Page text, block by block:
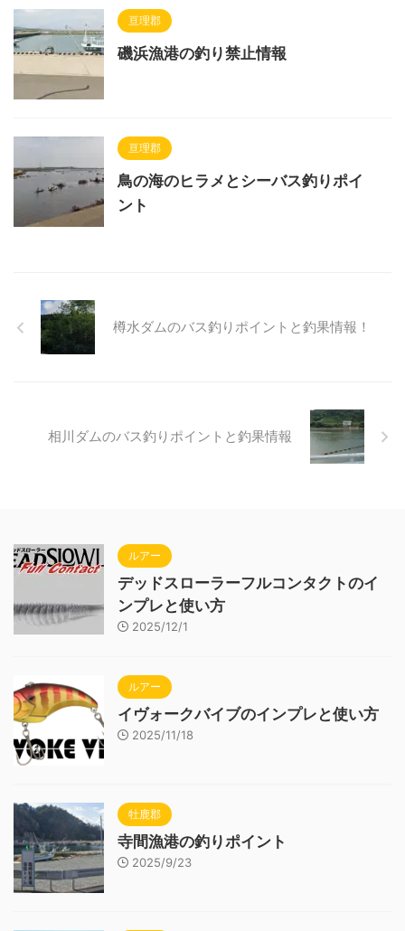
亘理郡
磯浜漁港の釣り禁止情報
亘理郡
鳥の海のヒラメとシーバス釣りポイ
ント
樽水ダムのバス釣りポイントと釣果情報！
相川ダムのバス釣りポイントと釣果情報
ルアー
デッドスローラーフルコンタクトのイ
ンプレと使い方
2025/12/1
ルアー
イヴォークバイブのインプレと使い方
2025/11/18
牡鹿郡
寺間漁港の釣りポイント
2025/9/23